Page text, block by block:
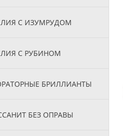
С ИЗУМРУДОМ
С РУБИНОМ
БРИЛЛИАНТЫ
БЕЗ ОПРАВЫ